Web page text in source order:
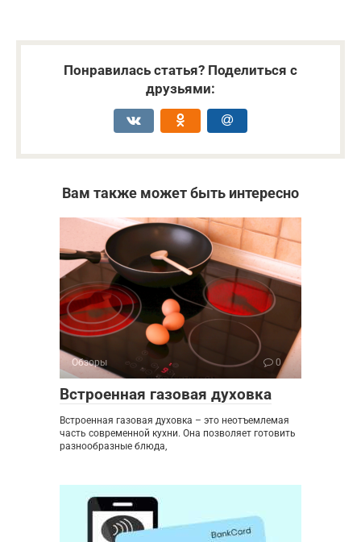
Понравилась статья? Поделиться с
друзьями:
Вам также может быть интересно
Обзоры 0
Встроенная газовая духовка
Встроенная газовая духовка – это неотъемлемая
часть современной кухни. Она позволяет готовить
разнообразные блюда,